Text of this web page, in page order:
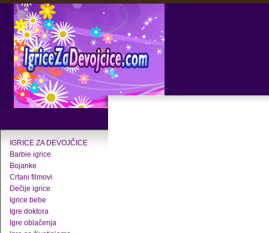
IGRICE ZA DEVOJČICE
Barbie igrice
Bojanke
Crtani filmovi
Dečije igrice
Igrice bebe
Igre doktora
Igre oblačenja